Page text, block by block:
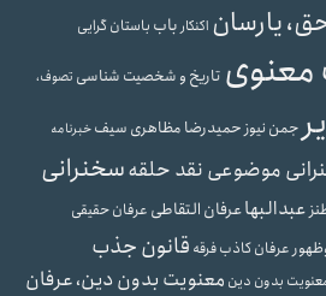
یارسان اکنکارباب باستان گرایی
تاریخ و شخصیت شناسی تصوف،
جمن نیوزحمیدرضا مظاهری سیفخبرنامه
موضوعی نقد حلقهسخنرانی
عبدالبهاعرفان التقاطی عرفان حقیقی
عرفان کاذبفرقه قانون جذب
بدون دین معنویت بدون دین، عرفان